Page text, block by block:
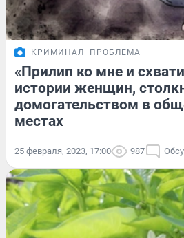
КРИМИНАЛ ПРОБЛЕМА
«Прилип ко мне и
истории женщин,
домогательством в
местах
25 февраля, 2023, 17:00 987